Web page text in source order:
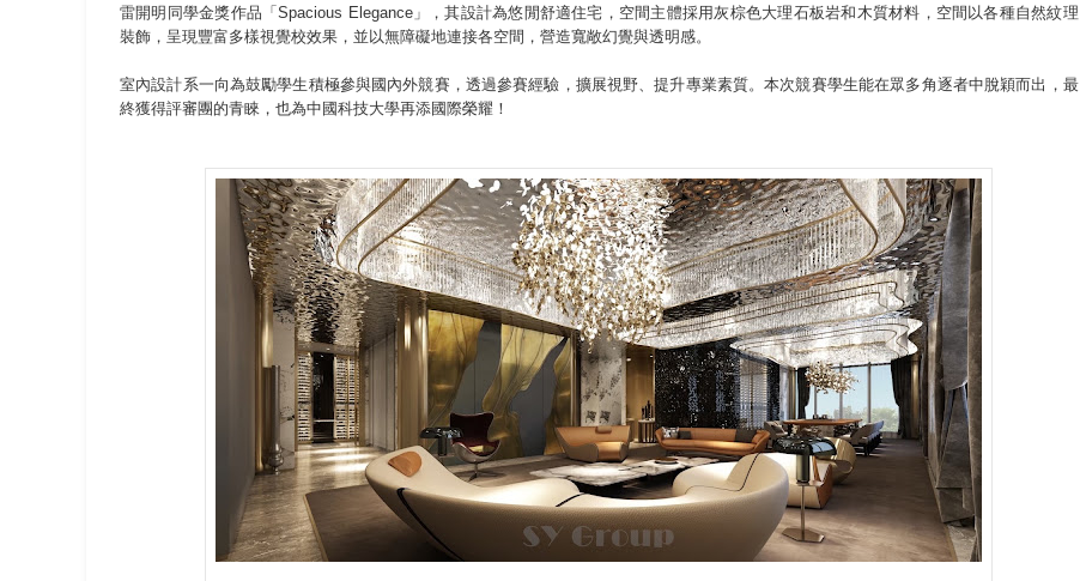
雷開明同學金獎作品「Spacious Elegance」，其設計為悠閒舒適住宅，空間主體採用灰棕色大理石板岩和木質材料，空間以各種自然紋理
裝飾，呈現豐富多樣視覺校效果，並以無障礙地連接各空間，營造寬敞幻覺與透明感。
室內設計系一向為鼓勵學生積極參與國內外競賽，透過參賽經驗，擴展視野、提升專業素質。本次競賽學生能在眾多角逐者中脫穎而出，最
終獲得評審團的青睞，也為中國科技大學再添國際榮耀！